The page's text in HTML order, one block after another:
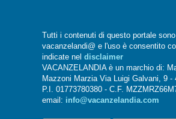
Tutti i contenuti di questo portale
vacanzelandi@ e l'uso è consentito
indicate nel disclaimer
VACANZELANDIA è un marchio di:
Mazzoni Marzia Via Luigi Galvani, 9 -
P.I. 01773780380 - C.F.
email: info@vacanzelandia.com